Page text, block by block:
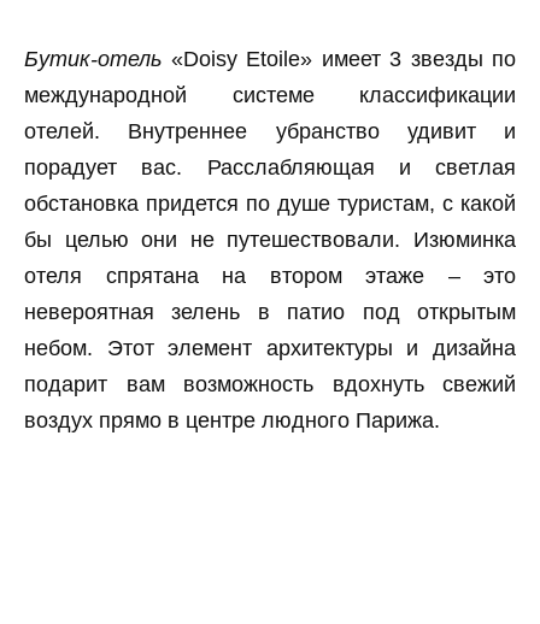
Бутик-отель «Doisy Etoile» имеет 3 звезды по
международной системе классификации
отелей. Внутреннее убранство удивит и
порадует вас. Расслабляющая и светлая
обстановка придется по душе туристам, с какой
бы целью они не путешествовали. Изюминка
отеля спрятана на втором этаже – это
невероятная зелень в патио под открытым
небом. Этот элемент архитектуры и дизайна
подарит вам возможность вдохнуть свежий
воздух прямо в центре людного Парижа.